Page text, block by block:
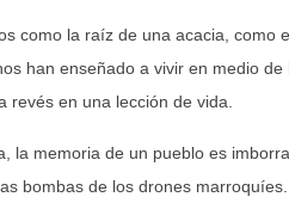
como la raíz de una acacia, como
han enseñado a vivir en medio
revés en una lección de vida.
la memoria de un pueblo es
bombas de los drones